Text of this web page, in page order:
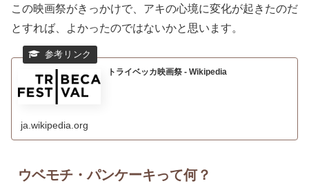
この映画祭がきっかけで、アキの心境に変化が起きたのだ
とすれば、よかったのではないかと思います。
トライベッカ映画祭 - Wikipedia
ja.wikipedia.org
ウベモチ・パンケーキって何？